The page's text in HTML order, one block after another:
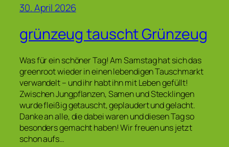
30. April 2026
grünzeug tauscht Grünzeug
Was für ein schöner Tag! Am Samstag hat sich das
greenroot wieder in einen lebendigen Tauschmarkt
verwandelt – und ihr habt ihn mit Leben gefüllt!
Zwischen Jungpflanzen, Samen und Stecklingen
wurde fleißig getauscht, geplaudert und gelacht.
Danke an alle, die dabei waren und diesen Tag so
besonders gemacht haben! Wir freuen uns jetzt
schon aufs…